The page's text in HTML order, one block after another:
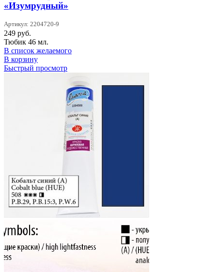
«Изумрудный»
Артикул: 2204720-9
249 руб.
Тюбик 46 мл.
В список желаемого
В корзину
Быстрый просмотр